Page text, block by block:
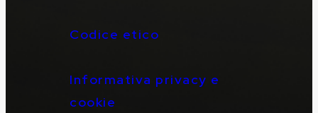
Codice etico
Informativa privacy e
cookie